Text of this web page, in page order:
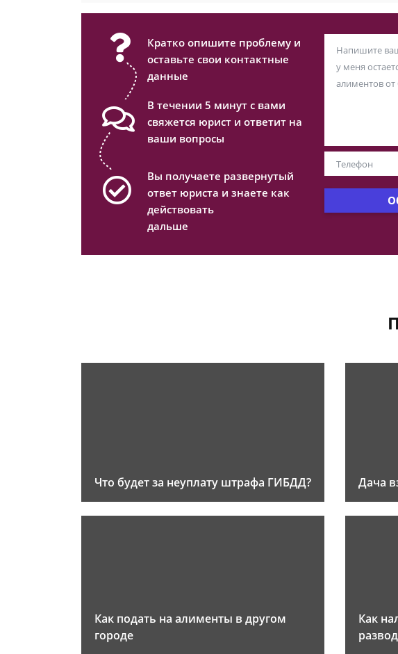
Кратко опишите проблему и
оставьте свои контактные
данные
В течении 5 минут с вами
свяжется юрист и ответит на
ваши вопросы
Вы получаете развернутый
ответ юриста и знаете как
действовать
дальше
Что будет за неуплату штрафа ГИБДД? Дача
Как подать на алименты в другом
городе
Как